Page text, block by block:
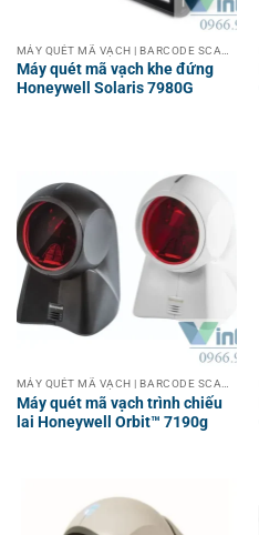
Máy quét mã vạch khe đứng
Honeywell Solaris 7980G
MÁY QUÉT MÃ VẠCH | BARCODE SCANNER
Máy quét mã vạch trình chiếu
lai Honeywell Orbit™ 7190g